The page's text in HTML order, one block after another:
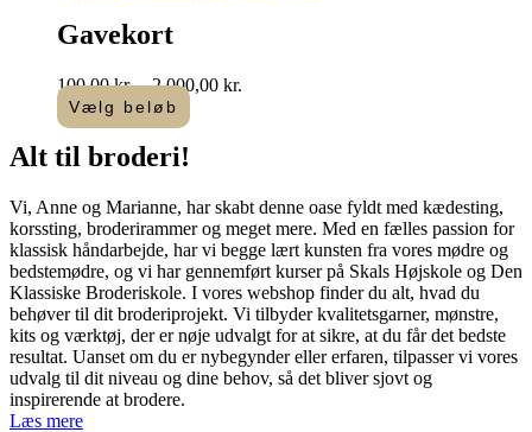
Gavekort
100,00kr. – 2.000,00 kr.
Vælg beløb
Dette
vare
har
varianter.
Mulighederne
kan
vælges
på
varesiden
Alt til broderi!​
Vi, Anne og Marianne, har skabt denne oase fyldt med kædesting,
korssting, broderirammer og meget mere. Med en fælles passion for
klassisk håndarbejde, har vi begge lært kunsten fra vores mødre og
bedstemødre, og vi har gennemført kurser på Skals Højskole og Den
Klassiske Broderiskole. I vores webshop finder du alt, hvad du
behøver til dit broderiprojekt. Vi tilbyder kvalitetsgarner, mønstre,
kits og værktøj, der er nøje udvalgt for at sikre, at du får det bedste
resultat. Uanset om du er nybegynder eller erfaren, tilpasser vi vores
udvalg til dit niveau og dine behov, så det bliver sjovt og
inspirerende at brodere.
Læs mere